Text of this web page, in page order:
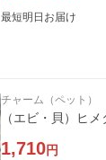
最短明日お届け
チャーム（ペット）
（エビ・貝）ヒメ
1,710円